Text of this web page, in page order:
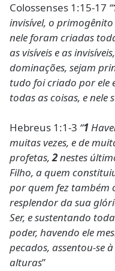
Colossenses 1:15-17 “
invisível, o
nele foram criadas
as visíveis e as
dominações, sejam
tudo foi criado por ele
todas as coisas, e nele
Hebreus 1:1-3 “1
muitas vezes, e de
profetas,2nestes
Filho, a quem
por quem fez também
resplendor da sua
Ser, e sustentando
poder, havendo ele
pecados, assentou-se
alturas”